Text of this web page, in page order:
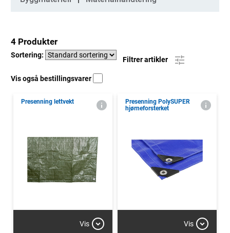
4 Produkter
Sortering:
Filtrer artikler
Vis også bestillingsvarer
Presenning lettvekt
Vis
Presenning PolySUPER
hjørneforsterket
Vis